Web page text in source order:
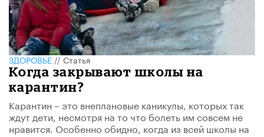
ЗДОРОВЬЕ//Статья
Когда закрывают школы на
карантин?
Карантин – это внеплановые каникулы, которых так
ждут дети, несмотря на то что болеть им совсем не
нравится. Особенно обидно, когда из всей школы на